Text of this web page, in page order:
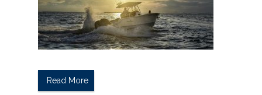
Read More